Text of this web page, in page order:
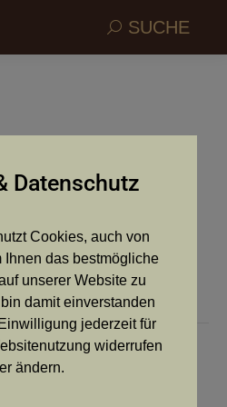
Search:SUCHE
Datenschutz
Cookies, auch von
Ihnen das bestmögliche
unserer Website zu
damit einverstanden
jederzeit für
widerrufen
ändern.